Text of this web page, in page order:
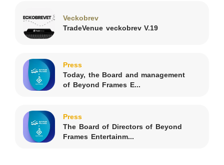
Veckobrev
TradeVenue veckobrev V.19
Press
Today, the Board and management
of Beyond Frames E...
Press
The Board of Directors of Beyond
Frames Entertainm...